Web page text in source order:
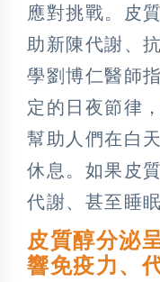
應對挑戰。皮
助新陳代謝、
學劉博仁醫師
定的日夜節律
幫助人們在白
休息。如果皮
代謝、甚至睡
皮質醇分泌
響免疫力、